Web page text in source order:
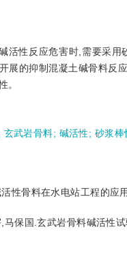
活性反应危害时,需要采
展的抑制混凝土碱骨料反
。
玄武岩骨料; 碱活性; 砂浆棒
性骨料在水电站工程的应
马保国.玄武岩骨料碱活性